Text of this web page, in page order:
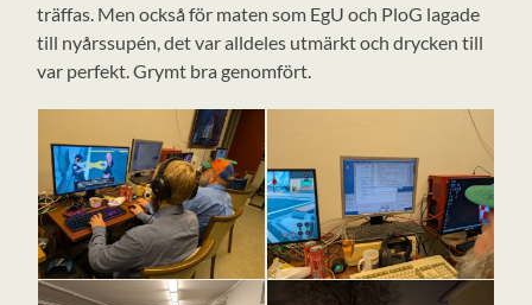
träffas. Men också för maten som EgU och PloG lagade
till nyårssupén, det var alldeles utmärkt och drycken till
var perfekt. Grymt bra genomfört.